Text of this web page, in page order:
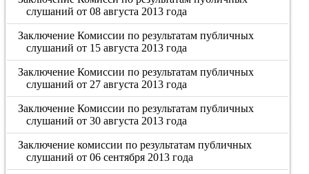
слушаний от 08 августа 2013 года
Заключение Комиссии по результатам публичных
слушаний от 15 августа 2013 года
Заключение Комиссии по результатам публичных
слушаний от 27 августа 2013 года
Заключение Комиссии по результатам публичных
слушаний от 30 августа 2013 года
Заключение комиссии по результатам публичных
слушаний от 06 сентября 2013 года